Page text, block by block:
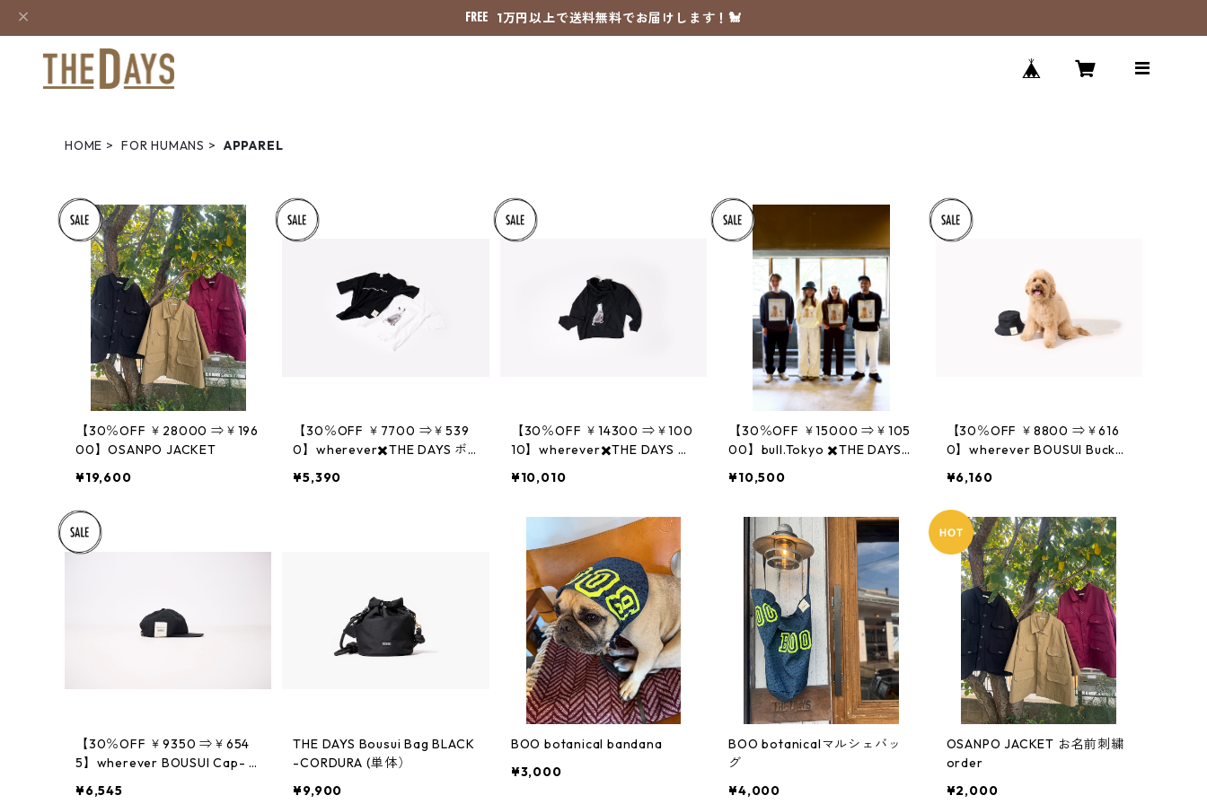
1万円以上で送料無料でお届けします！🐩
HOME FOR HUMANS APPAREL
【30％OFF ￥28000 ⇒￥196
00】OSANPO JACKET
¥19,600
【30％OFF ￥7700 ⇒￥539
0】wherever✖️THE DAYS ボ
¥5,390
【30％OFF ￥14300 ⇒￥100
10】wherever✖️THE DAYS ボ
ディ
¥10,010
【30％OFF ￥15000 ⇒￥105
00】bull.Tokyo ✖️THE DAYS
サービス
¥10,500
【30％OFF ￥8800 ⇒￥616
0】wherever BOUSUI Bucket
¥6,160
【30％OFF ￥9350 ⇒￥654
5】wherever BOUSUI Cap- C
¥6,545
THE DAYS Bousui Bag BLACK
-CORDURA (単体）
¥9,900
BOO botanical bandana
¥3,000
BOO botanicalマルシェバッ
グ
¥4,000
OSANPO JACKET お名前刺繍
order
¥2,000